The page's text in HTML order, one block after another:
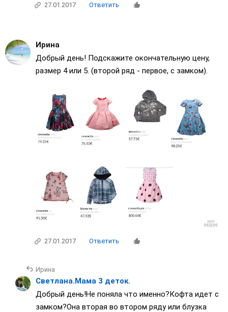
27.01.2017 Ответить
Ирина
Добрый день! Подскажите окончательную цену,
размер 4 или 5. (второй ряд - первое, с замком).
27.01.2017 Ответить
Ирина
Светлана.Мама 3 деток.
Добрый день!Не поняла что именно?Кофта идет с
замком?Она вторая во втором ряду или блузка